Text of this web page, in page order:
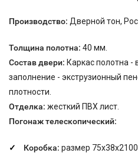
Производство: Дверной тон,
Толщина полотна: 40 мм.
Состав двери: Каркас полотна
заполнение - экструзионный
плотности.
Отделка: жесткий ПВХ лист.
Погонаж телескопический:
Коробка: размер